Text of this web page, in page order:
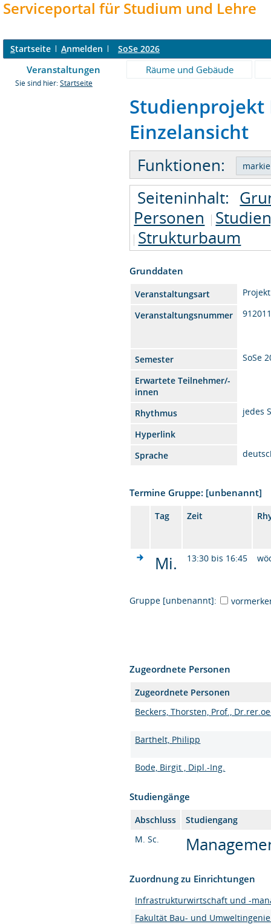
Serviceportal für Studium und Lehre
Startseite Anmelden SoSe 2026
Veranstaltungen Räume und Gebäude
Sie sind hier: Startseite
Einzelansicht
Funktionen:
Seiteninhalt:
Personen
Strukturbaum
Grunddaten
Veranstaltungsart
Projekt
Veranstaltungsnummer
Semester
SoSe
Erwartete Teilnehmer/-
innen
Rhythmus
jedes
Hyperlink
Sprache
Termine Gruppe: [unbenannt]
Tag Zeit
Mi. 13:30 bis 16:45
Gruppe [unbenannt]:
Zugeordnete Personen
Zugeordnete Personen
Beckers, Thorsten, Prof.,
Barthelt, Philipp
Bode, Birgit , Dipl.-Ing.
Studiengänge
Abschluss
Studiengang
M. Sc.
Zuordnung zu Einrichtungen
Infrastrukturwirtschaft und -
Fakultät Bau- und